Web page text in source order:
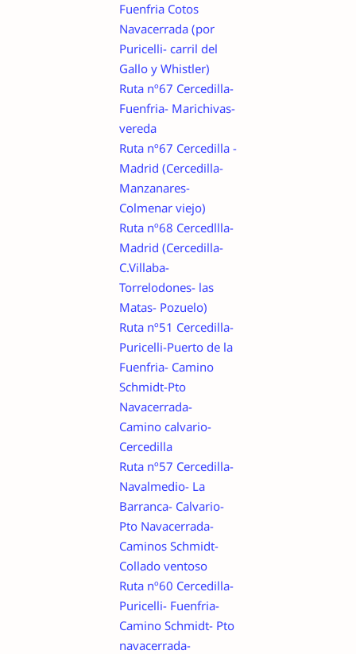
Fuenfria Cotos
Navacerrada (por
Puricelli- carril del
Gallo y Whistler)
Ruta nº67 Cercedilla-
Fuenfria- Marichivas-
vereda
Ruta nº67 Cercedilla -
Madrid (Cercedilla-
Manzanares-
Colmenar viejo)
Ruta nº68 Cercedllla-
Madrid (Cercedilla-
C.Villaba-
Torrelodones- las
Matas- Pozuelo)
Ruta nº51 Cercedilla-
Puricelli-Puerto de la
Fuenfria- Camino
Schmidt-Pto
Navacerrada-
Camino calvario-
Cercedilla
Ruta nº57 Cercedilla-
Navalmedio- La
Barranca- Calvario-
Pto Navacerrada-
Caminos Schmidt-
Collado ventoso
Ruta nº60 Cercedilla-
Puricelli- Fuenfria-
Camino Schmidt- Pto
navacerrada-